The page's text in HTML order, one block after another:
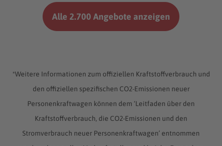
Alle 2.700 Angebote anzeigen
*Weitere Informationen zum offiziellen Kraftstoffverbrauch und
den offiziellen spezifischen CO2-Emissionen neuer
Personenkraftwagen können dem ‘Leitfaden über den
Kraftstoffverbrauch, die CO2-Emissionen und den
Stromverbrauch neuer Personenkraftwagen’ entnommen